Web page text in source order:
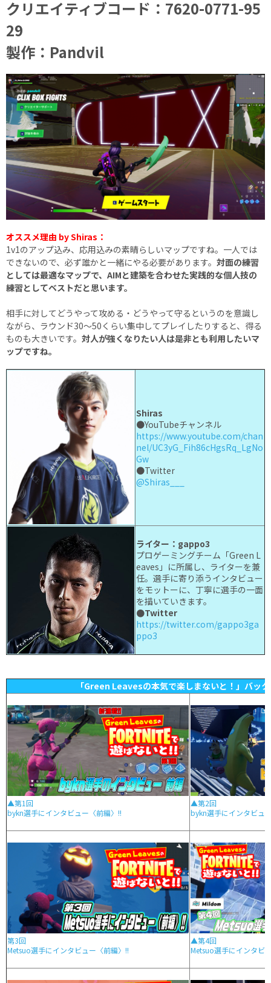
クリエイティブコード：7620-0771-95
29
製作：Pandvil
オススメ理由 by Shiras：
1v1のアップ込み、応用込みの素晴らしいマップですね。一人では
できないので、必ず誰かと一緒にやる必要があります。 対面の練習
としては最適なマップで、AIMと建築を合わせた実践的な個人技の
練習としてベストだと思います。
相手に対してどうやって攻める・どうやって守るというのを意識し
ながら、ラウンド30～50くらい集中してプレイしたりすると、得る
ものも大きいです。 対人が強くなりたい人は是非とも利用したいマ
ップですね。
Shiras
●YouTubeチャンネル
https://www.youtube.com/chan
nel/UC3yG_Fih86cHgsRq_LgNo
Gw
●Twitter
@Shiras___
ライター：gappo3
プロゲーミングチーム「Green L
eaves」に所属し、ライターを兼
任。選手に寄り添うインタビュー
をモットーに、丁寧に選手の一面
を描いていきます。
●Twitter
https://twitter.com/gappo3ga
ppo3
「Green Leavesの本気で楽しまないと！」バッ
▲第1回
bykn選手にインタビュー〈前編〉!!
▲第2回
bykn選手にインタビュ
第3回
Metsuo選手にインタビュー〈前編〉!!
▲第4回
Metsuo選手にインタビ